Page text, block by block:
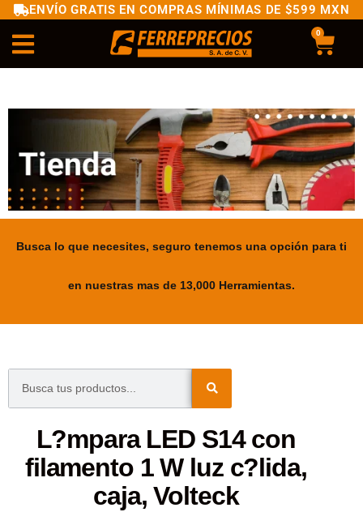
ENVÍO GRATIS EN COMPRAS MÍNIMAS DE $599 MXN
0
Busca lo que necesites, seguro tenemos una opción para ti
en nuestras mas de 13,000 Herramientas.
L?mpara LED S14 con
filamento 1 W luz c?lida,
caja, Volteck